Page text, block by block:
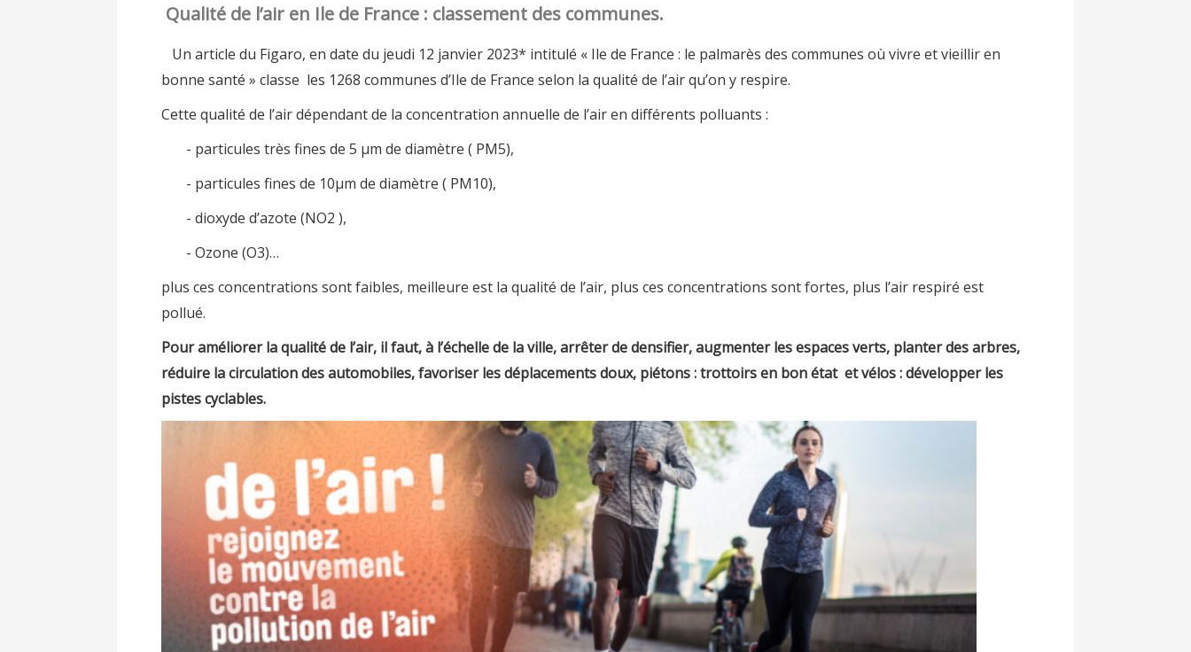
Qualité de l’air en Ile de France : classement des communes.
Un article du Figaro, en date du jeudi 12 janvier 2023* intitulé « Ile de France : le palmarès des communes où vivre et vieillir en
bonne santé » classe les 1268 communes d’Ile de France selon la qualité de l’air qu’on y respire.
Cette qualité de l’air dépendant de la concentration annuelle de l’air en différents polluants :
- particules très fines de 5 µm de diamètre ( PM5),
- particules fines de 10µm de diamètre ( PM10),
- dioxyde d’azote (NO2 ),
- Ozone (O3)…
plus ces concentrations sont faibles, meilleure est la qualité de l’air, plus ces concentrations sont fortes, plus l’air respiré est
pollué.
Pour améliorer la qualité de l’air, il faut, à l’échelle de la ville, arrêter de densifier, augmenter les espaces verts, planter des arbres,
réduire la circulation des automobiles, favoriser les déplacements doux, piétons : trottoirs en bon état et vélos : développer les
pistes cyclables.